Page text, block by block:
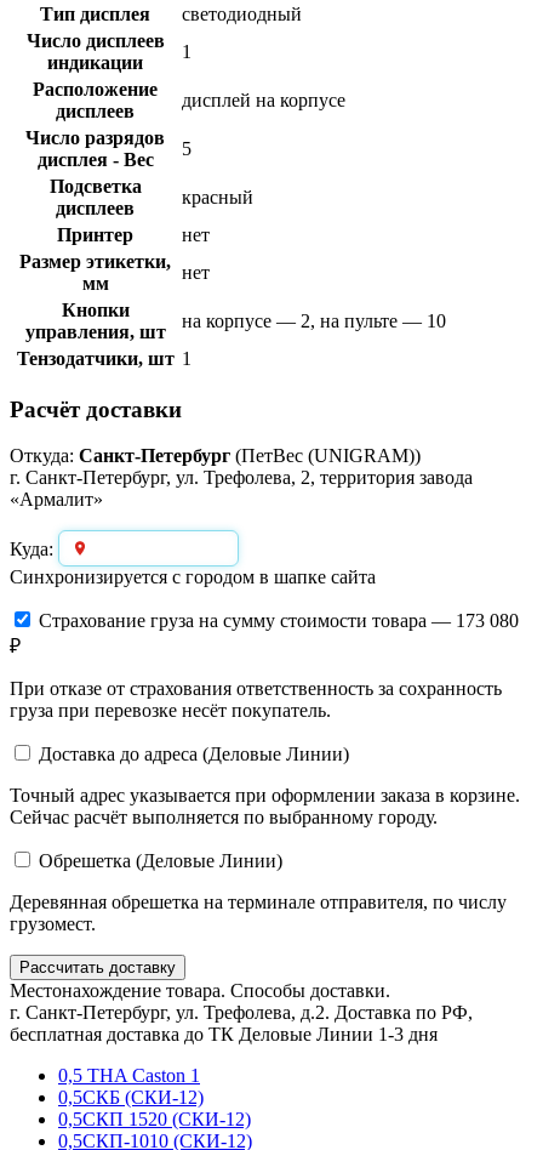
Тип дисплея
светодиодный
Число дисплеев
индикации
1
Расположение
дисплеев
дисплей на корпусе
Число разрядов
дисплея - Вес
5
Подсветка
дисплеев
красный
Принтер
нет
Размер этикетки,
мм
нет
Кнопки
управления, шт
на корпусе — 2, на пульте — 10
Тензодатчики, шт 1
Расчёт доставки
Откуда: Санкт-Петербург (ПетВес (UNIGRAM))
г. Санкт-Петербург, ул. Трефолева, 2, территория завода
«Армалит»
Куда:
Синхронизируется с городом в шапке сайта
Страхование груза на сумму стоимости товара — 173 080
₽
При отказе от страхования ответственность за сохранность
груза при перевозке несёт покупатель.
Доставка до адреса (Деловые Линии)
Точный адрес указывается при оформлении заказа в корзине.
Сейчас расчёт выполняется по выбранному городу.
Обрешетка (Деловые Линии)
Деревянная обрешетка на терминале отправителя, по числу
грузомест.
Рассчитать доставку
Местонахождение товара. Способы доставки.
г. Санкт-Петербург, ул. Трефолева, д.2. Доставка по РФ,
бесплатная доставка до ТК Деловые Линии 1-3 дня
0,5 THA Caston 1
0,5СКБ (СКИ-12)
0,5СКП 1520 (СКИ-12)
0,5СКП-1010 (СКИ-12)